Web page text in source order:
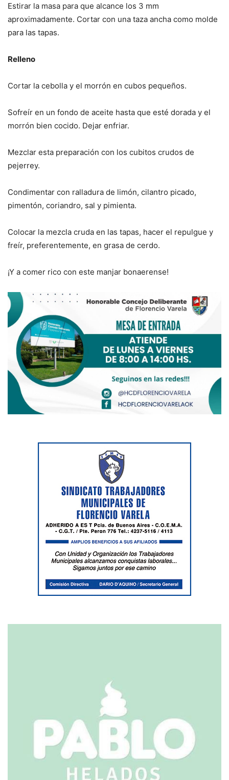
Estirar la masa para que alcance los 3 mm
aproximadamente. Cortar con una taza ancha como molde
para las tapas.
Relleno
Cortar la cebolla y el morrón en cubos pequeños.
Sofreír en un fondo de aceite hasta que esté dorada y el
morrón bien cocido. Dejar enfriar.
Mezclar esta preparación con los cubitos crudos de
pejerrey.
Condimentar con ralladura de limón, cilantro picado,
pimentón, coriandro, sal y pimienta.
Colocar la mezcla cruda en las tapas, hacer el repulgue y
freír, preferentemente, en grasa de cerdo.
¡Y a comer rico con este manjar bonaerense!